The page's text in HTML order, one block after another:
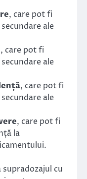
, care pot fi
ale
, care pot fi
ale
, care pot fi
ale
, care pot fi
la
cu